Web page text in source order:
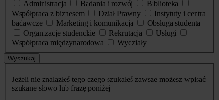
Administracja
Badania i rozwój
Biblioteka
Współpraca z biznesem
Dział Prawny
Instytuty i centra
badawcze
Marketing i komunikacja
Obsługa studenta
Organizacje studenckie
Rekrutacja
Usługi
Współpraca międzynarodowa
Wydziały
Wyszukaj
Jeżeli nie znalazłeś tego czego szukałeś zawsze możesz wpisać
szukane słowo lub frazę poniżej